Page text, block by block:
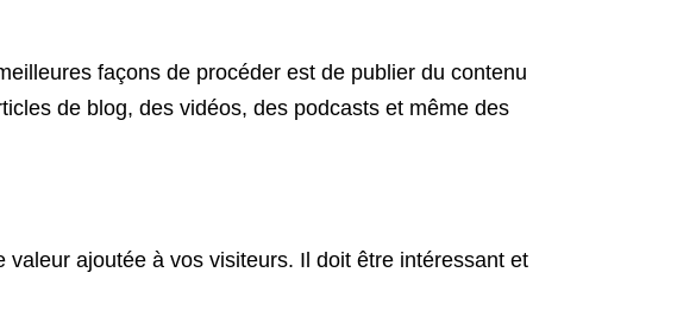
façons de procéder est de publier du contenu
de blog, des vidéos, des podcasts et même des
ajoutée à vos visiteurs. Il doit être intéressant et